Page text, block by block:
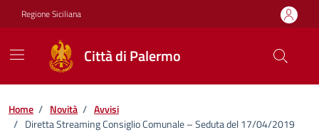
Vai ai contenuti
Vai al footer
Regione Siciliana
Città di Palermo
Home / Novità / Avvisi
/ Diretta Streaming Consiglio Comunale – Seduta del 17/04/2019